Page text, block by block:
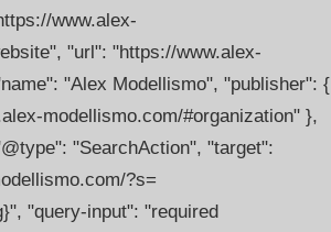
www.alex-
"url": "https://www.alex-
"Alex Modellismo", "publisher": {
modellismo.com/#organization" },
"SearchAction", "target":
?s=
"query-input": "required